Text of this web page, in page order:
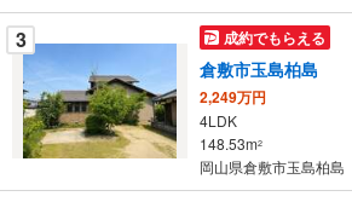
ジ
に
保
存
す
る
3 成約でもらえる
倉敷市玉島柏島
2,249万円
4LDK
148.53m2
岡山県倉敷市玉島柏島